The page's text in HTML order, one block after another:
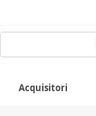
Acquisitori